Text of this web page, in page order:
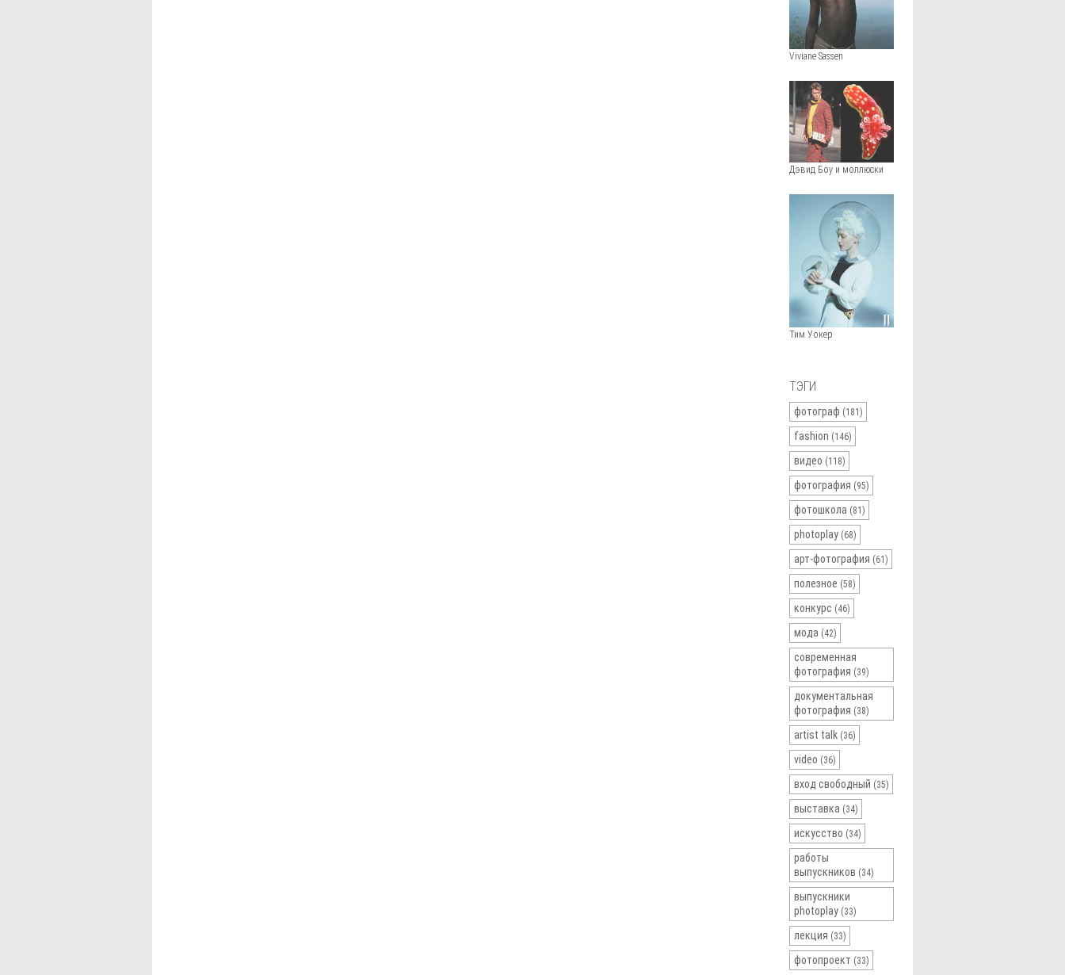
Viviane Sassen
Дэвид Боу и моллюски
Тим Уокер
ТЭГИ
фотограф (181)
fashion (146)
видео (118)
фотография (95)
фотошкола (81)
photoplay (68)
арт-фотография (61)
полезное (58)
конкурс (46)
мода (42)
современная
фотография (39)
документальная
фотография (38)
artist talk (36)
video (36)
вход свободный (35)
выставка (34)
искусство (34)
работы
выпускников (34)
выпускники
photoplay (33)
лекция (33)
фотопроект (33)